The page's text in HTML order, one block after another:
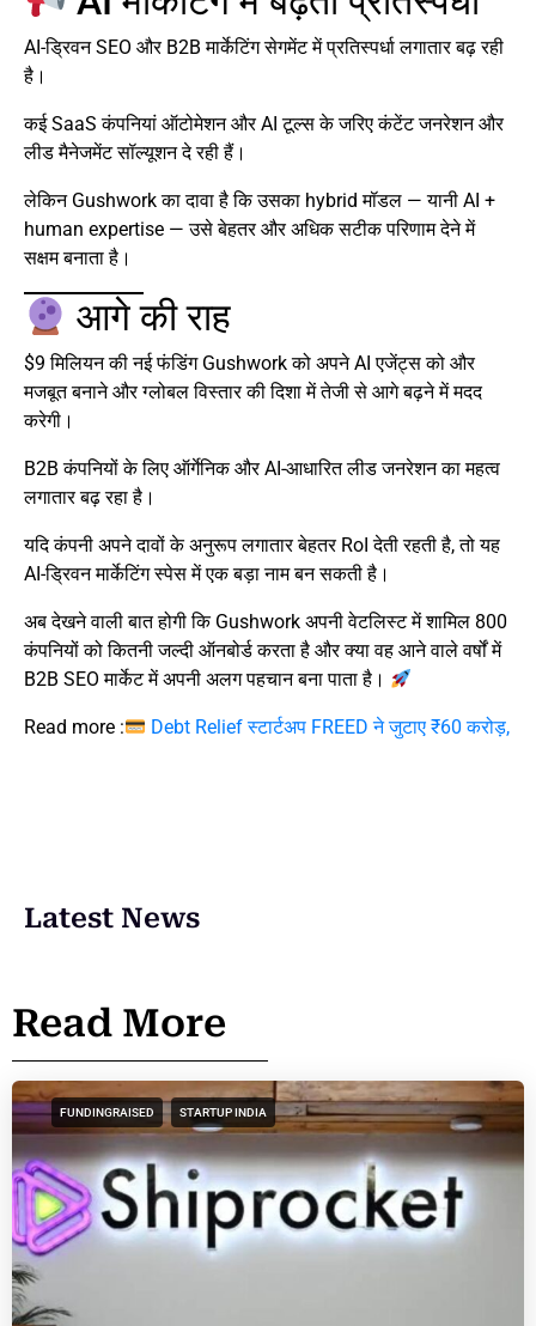
AI-ड्रिवन SEO और B2B मार्केटिंग सेगमेंट में प्रतिस्पर्धा लगातार बढ़ रही
है।
कई SaaS कंपनियां ऑटोमेशन और AI टूल्स के जरिए कंटेंट जनरेशन और
लीड मैनेजमेंट सॉल्यूशन दे रही हैं।
लेकिन Gushwork का दावा है कि उसका hybrid मॉडल — यानी AI +
human expertise — उसे बेहतर और अधिक सटीक परिणाम देने में
सक्षम बनाता है।
आगे की राह
$9 मिलियन की नई फंडिंग Gushwork को अपने AI एजेंट्स को और
मजबूत बनाने और ग्लोबल विस्तार की दिशा में तेजी से आगे बढ़ने में मदद
करेगी।
B2B कंपनियों के लिए ऑर्गेनिक और AI-आधारित लीड जनरेशन का महत्व
लगातार बढ़ रहा है।
यदि कंपनी अपने दावों के अनुरूप लगातार बेहतर RoI देती रहती है, तो यह
AI-ड्रिवन मार्केटिंग स्पेस में एक बड़ा नाम बन सकती है।
अब देखने वाली बात होगी कि Gushwork अपनी वेटलिस्ट में शामिल 800
कंपनियों को कितनी जल्दी ऑनबोर्ड करता है और क्या वह आने वाले वर्षों में
B2B SEO मार्केट में अपनी अलग पहचान बना पाता है।
Read more : Debt Relief स्टार्टअप FREED ने जुटाए ₹60 करोड़,
Latest News
Read More
FUNDINGRAISED STARTUP INDIA